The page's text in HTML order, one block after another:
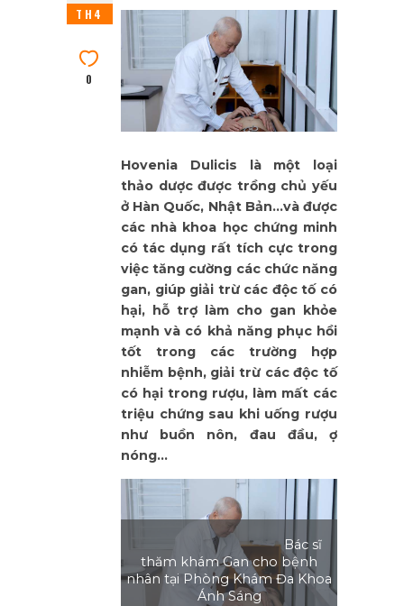
TH4
0
Hovenia Dulicis là một loại
thảo dược được trồng chủ yếu
ở Hàn Quốc, Nhật Bản…và được
các nhà khoa học chứng minh
có tác dụng rất tích cực trong
việc tăng cường các chức năng
gan, giúp giải trừ các độc tố có
hại, hỗ trợ làm cho gan khỏe
mạnh và có khả năng phục hồi
tốt trong các trường hợp
nhiễm bệnh, giải trừ các độc tố
có hại trong rượu, làm mất các
triệu chứng sau khi uống rượu
như buồn nôn, đau đầu, ợ
nóng…
Bác sĩ
thăm khám Gan cho bệnh
nhân tại Phòng Khám Đa Khoa
Ánh Sáng